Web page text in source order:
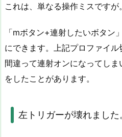
これは、単なる操作ミスですが。
「mボタン+連射したいボタン
にできます。上記プロファイ
間違って連射オンになってし
をしたことがあります。
左トリガーが壊れまし